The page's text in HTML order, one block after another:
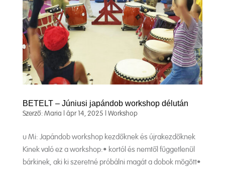
BETELT – Júniusi japándob workshop délután
Szerző: Maria ápr 14, 2025 Workshop
u Mi: Japándob workshop kezdőknek és újrakezdőknek
Kinek való ez a workshop:• kortól és nemtől függetlenül
bárkinek, aki ki szeretné próbálni magát a dobok mögött•